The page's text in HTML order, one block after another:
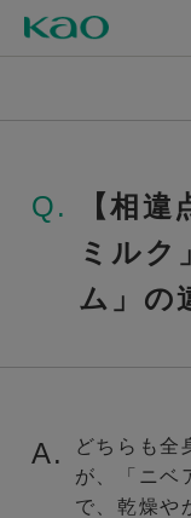
Q.
【相
ミルク
ム」の
A.
どちらも全
が、「ニベ
で、乾燥や